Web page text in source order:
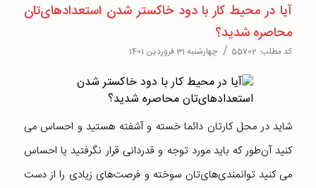
آیا در محیط کار با دود خاکستر شدن استعدادهای‌تان
محاصره شدید؟
کد مطلب: 55702
/ چهارشنبه 31 فروردین 1401
شاید در محل کارتان دائما خسته و آشفته هستید و احساس می
کنید آن‌طور که باید مورد توجه و قدردانی قرار نگرفتید یا احساس
می کنید توانمندی‌های‌تان سوخته و فرصت‌های زیادی را از دست